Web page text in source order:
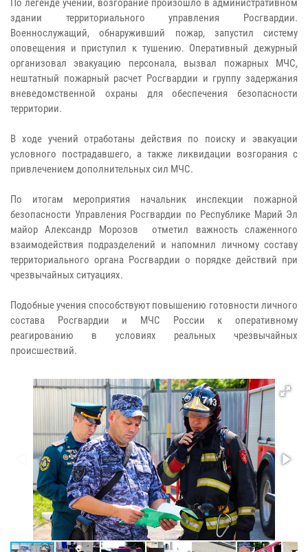
По легенде учений, возгорание произошло в административном
здании территориального управления Росгвардии.
Военнослужащий, обнаруживший пожар, запустил систему
оповещения и приступил к тушению. Оперативный дежурный
организовал эвакуацию персонала, вызвал пожарных МЧС,
нештатный пожарный расчет Росгвардии и группу задержания
вневедомственной охраны для обеспечения безопасности
территории.
В ходе учений отработаны действия по поиску и эвакуации
условного пострадавшего, а также ликвидации возгорания с
привлечением дополнительных сил МЧС.
По итогам мероприятия начальник инспекции пожарной
безопасности Управления Росгвардии по Республике Марий Эл
майор Александр Морозов отметил важность слаженного
взаимодействия подразделений и напомнил личному составу
территориального органа Росгвардии о порядке действий при
чрезвычайных ситуациях.
Подобные учения способствуют повышению готовности личного
состава Росгвардии и МЧС России к оперативному
реагированию в условиях реальных чрезвычайных
происшествий.